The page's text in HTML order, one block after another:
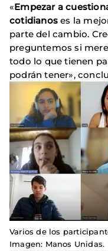
«Empezar a
cotidianos es la
parte del cambio.
preguntemos si
todo lo que tienen
podrán tener»,
Varios de los
Imagen: Manos Unidas.